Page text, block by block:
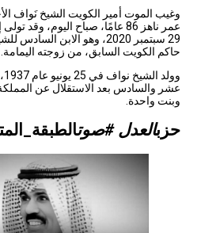
وغيب الموت أمير الكويت الشيخ نَواف الأحمد
عمر ناهز 86 عامًا، صباح اليوم، وقد تولى
29 سبتمبر 2020، وهو الابن السادس للشيخ
حاكم الكويت السابق، من زوجته اليمامة.
وولد الشيخ نواف في
وبنت واحدة.
العدل #صوت